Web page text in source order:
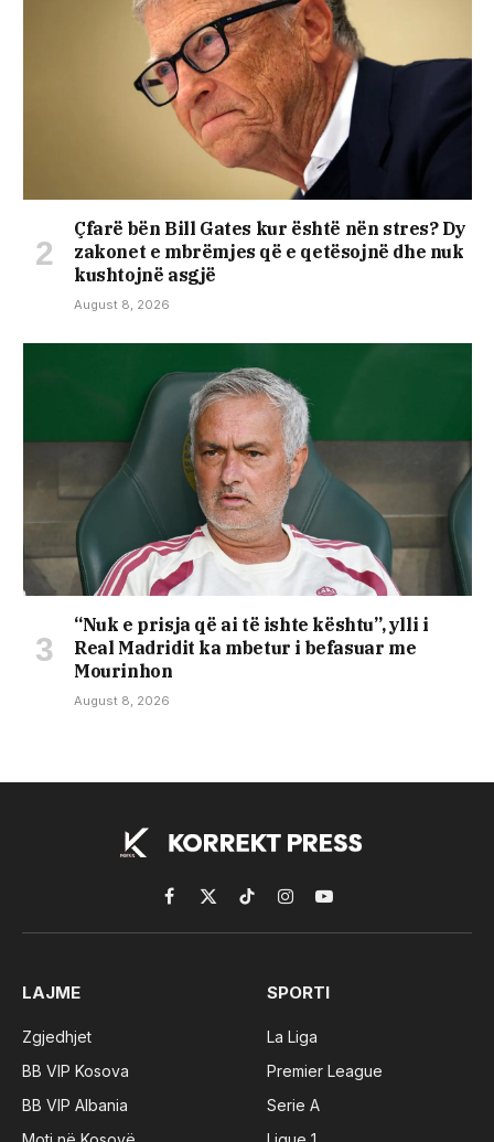
Çfarë bën Bill Gates kur është nën stres? Dy
zakonet e mbrëmjes që e qetësojnë dhe nuk
kushtojnë asgjë
August 8, 2026
“Nuk e prisja që ai të ishte kështu”, ylli i
Real Madridit ka mbetur i befasuar me
Mourinhon
August 8, 2026
Facebook
X
(Twitter)
TikTokInstagramYouTube
LAJME
Zgjedhjet
BB VIP Kosova
BB VIP Albania
SPORTI
La Liga
Premier League
Serie A